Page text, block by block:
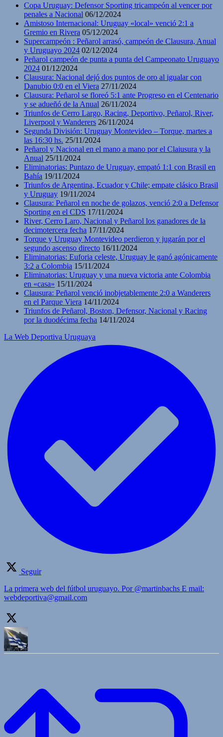
Copa Uruguay: Defensor Sporting tricampeón al vencer por
penales a Nacional 06/12/2024
Amistoso Internacional: Uruguay «local» venció 2:1 a
Gremio en Rivera 05/12/2024
Supercampeón : Peñarol arrasó, campeón de Clausura, Anual
y Uruguayo 2024 02/12/2024
Peñarol campeón de punta a punta del Campeonato Uruguayo
2024 01/12/2024
Clausura: Nacional dejó dos puntos de oro al igualar con
Danubio 0:0 en el Viera 27/11/2024
Clausura: Peñarol se floreó 5:1 ante Progreso en el Centenario
y se adueñó de la Anual 26/11/2024
Triunfos de Cerro Largo, Racing, Deportivo, Peñarol, River,
Liverpool y Wanderers 26/11/2024
Segunda División: Uruguay Montevideo – Torque, martes a
las 16:30 hs. 25/11/2024
Peñarol y Nacional en el mano a mano por el Claiusura y la
Anual 25/11/2024
Eliminatorias: Puntazo de Uruguay, empató 1:1 con Brasil en
Bahía 19/11/2024
Triunfos de Argentina, Ecuador y Chile; empate clásico Brasil
y Uruguay 19/11/2024
Clausura: Peñarol en noche de golazos, venció 2:0 a Defensor
Sporting en el CDS 17/11/2024
River, Cerro Laro, Nacional y Peñarol los ganadores de la
decimotercera fecha 17/11/2024
Torque y Uruguay Montevideo perdieron y jugarán por el
segundo ascenso directo 16/11/2024
Eliminatorias: Euforia celeste, Uruguay le ganó agónicamente
3:2 a Colombia 15/11/2024
Eliminatorias: Uruguay y una nueva victoria ante Colombia
en «casa» 15/11/2024
Clausura: Peñarol venció inobjetablemente 2:0 a Wanderers
en el Parque Viera 14/11/2024
Triunfos de Peñarol, Boston, Defensor, Nacional y Racing
por la duodécima fecha 14/11/2024
La Web Deportiva Uruguaya
Seguir
La primera web del fútbol uruguayo. Por @martinbachs E mail:
webdeportiva@gmail.com